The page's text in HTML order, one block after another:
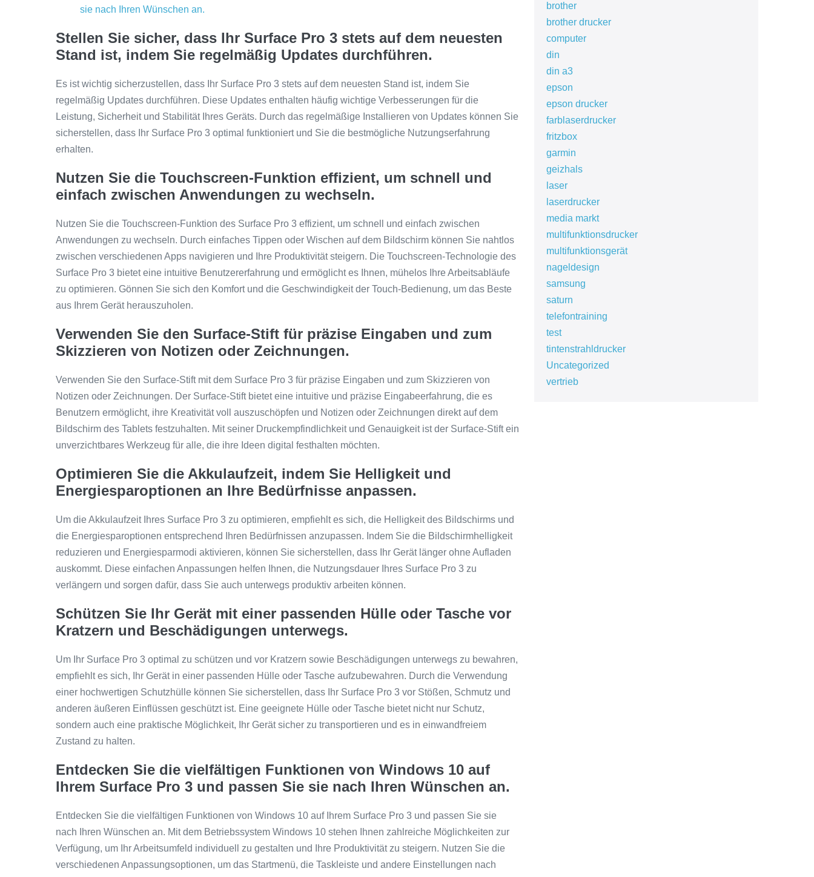
sie nach Ihren Wünschen an.
Stellen Sie sicher, dass Ihr Surface Pro 3 stets auf dem neuesten
Stand ist, indem Sie regelmäßig Updates durchführen.
Es ist wichtig sicherzustellen, dass Ihr Surface Pro 3 stets auf dem neuesten Stand ist, indem Sie
regelmäßig Updates durchführen. Diese Updates enthalten häufig wichtige Verbesserungen für die
Leistung, Sicherheit und Stabilität Ihres Geräts. Durch das regelmäßige Installieren von Updates können Sie
sicherstellen, dass Ihr Surface Pro 3 optimal funktioniert und Sie die bestmögliche Nutzungserfahrung
erhalten.
Nutzen Sie die Touchscreen-Funktion effizient, um schnell und
einfach zwischen Anwendungen zu wechseln.
Nutzen Sie die Touchscreen-Funktion des Surface Pro 3 effizient, um schnell und einfach zwischen
Anwendungen zu wechseln. Durch einfaches Tippen oder Wischen auf dem Bildschirm können Sie nahtlos
zwischen verschiedenen Apps navigieren und Ihre Produktivität steigern. Die Touchscreen-Technologie des
Surface Pro 3 bietet eine intuitive Benutzererfahrung und ermöglicht es Ihnen, mühelos Ihre Arbeitsabläufe
zu optimieren. Gönnen Sie sich den Komfort und die Geschwindigkeit der Touch-Bedienung, um das Beste
aus Ihrem Gerät herauszuholen.
Verwenden Sie den Surface-Stift für präzise Eingaben und zum
Skizzieren von Notizen oder Zeichnungen.
Verwenden Sie den Surface-Stift mit dem Surface Pro 3 für präzise Eingaben und zum Skizzieren von
Notizen oder Zeichnungen. Der Surface-Stift bietet eine intuitive und präzise Eingabeerfahrung, die es
Benutzern ermöglicht, ihre Kreativität voll auszuschöpfen und Notizen oder Zeichnungen direkt auf dem
Bildschirm des Tablets festzuhalten. Mit seiner Druckempfindlichkeit und Genauigkeit ist der Surface-Stift ein
unverzichtbares Werkzeug für alle, die ihre Ideen digital festhalten möchten.
Optimieren Sie die Akkulaufzeit, indem Sie Helligkeit und
Energiesparoptionen an Ihre Bedürfnisse anpassen.
Um die Akkulaufzeit Ihres Surface Pro 3 zu optimieren, empfiehlt es sich, die Helligkeit des Bildschirms und
die Energiesparoptionen entsprechend Ihren Bedürfnissen anzupassen. Indem Sie die Bildschirmhelligkeit
reduzieren und Energiesparmodi aktivieren, können Sie sicherstellen, dass Ihr Gerät länger ohne Aufladen
auskommt. Diese einfachen Anpassungen helfen Ihnen, die Nutzungsdauer Ihres Surface Pro 3 zu
verlängern und sorgen dafür, dass Sie auch unterwegs produktiv arbeiten können.
Schützen Sie Ihr Gerät mit einer passenden Hülle oder Tasche vor
Kratzern und Beschädigungen unterwegs.
Um Ihr Surface Pro 3 optimal zu schützen und vor Kratzern sowie Beschädigungen unterwegs zu bewahren,
empfiehlt es sich, Ihr Gerät in einer passenden Hülle oder Tasche aufzubewahren. Durch die Verwendung
einer hochwertigen Schutzhülle können Sie sicherstellen, dass Ihr Surface Pro 3 vor Stößen, Schmutz und
anderen äußeren Einflüssen geschützt ist. Eine geeignete Hülle oder Tasche bietet nicht nur Schutz,
sondern auch eine praktische Möglichkeit, Ihr Gerät sicher zu transportieren und es in einwandfreiem
Zustand zu halten.
Entdecken Sie die vielfältigen Funktionen von Windows 10 auf
Ihrem Surface Pro 3 und passen Sie sie nach Ihren Wünschen an.
Entdecken Sie die vielfältigen Funktionen von Windows 10 auf Ihrem Surface Pro 3 und passen Sie sie
nach Ihren Wünschen an. Mit dem Betriebssystem Windows 10 stehen Ihnen zahlreiche Möglichkeiten zur
Verfügung, um Ihr Arbeitsumfeld individuell zu gestalten und Ihre Produktivität zu steigern. Nutzen Sie die
verschiedenen Anpassungsoptionen, um das Startmenü, die Taskleiste und andere Einstellungen nach
brother
brother drucker
computer
din
din a3
epson
epson drucker
farblaserdrucker
fritzbox
garmin
geizhals
laser
laserdrucker
media markt
multifunktionsdrucker
multifunktionsgerät
nageldesign
samsung
saturn
telefontraining
test
tintenstrahldrucker
Uncategorized
vertrieb